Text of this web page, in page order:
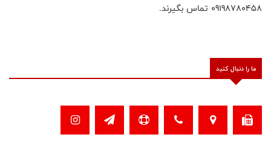
09198780458 تماس بگیرند.
ما را دنبال کنید